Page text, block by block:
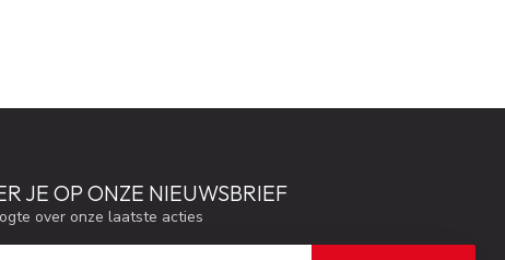
JE OP ONZE NIEUWSBRIEF
over onze laatste acties